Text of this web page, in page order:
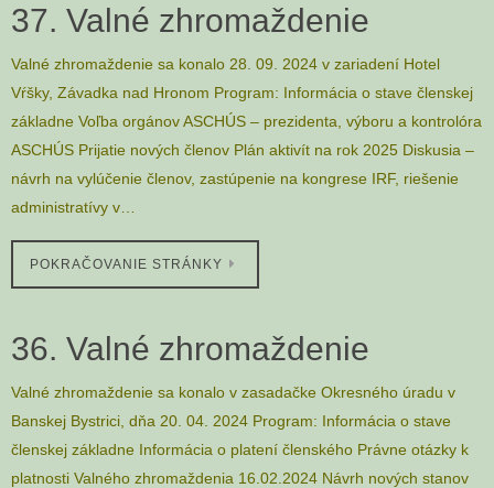
37. Valné zhromaždenie
Valné zhromaždenie sa konalo 28. 09. 2024 v zariadení Hotel
Vŕšky, Závadka nad Hronom Program: Informácia o stave členskej
základne Voľba orgánov ASCHÚS – prezidenta, výboru a kontrolóra
ASCHÚS Prijatie nových členov Plán aktivít na rok 2025 Diskusia –
návrh na vylúčenie členov, zastúpenie na kongrese IRF, riešenie
administratívy v…
POKRAČOVANIE STRÁNKY
36. Valné zhromaždenie
Valné zhromaždenie sa konalo v zasadačke Okresného úradu v
Banskej Bystrici, dňa 20. 04. 2024 Program: Informácia o stave
členskej základne Informácia o platení členského Právne otázky k
platnosti Valného zhromaždenia 16.02.2024 Návrh nových stanov